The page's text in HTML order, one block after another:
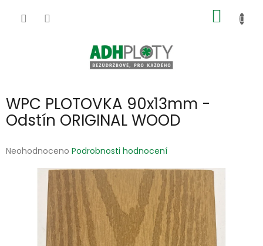
KOŠÍK
WPC PLOTOVKA 90x13mm -
Odstín ORIGINAL WOOD
Průměrné
hvězdiček.
Neohodnoceno Podrobnosti hodnocení